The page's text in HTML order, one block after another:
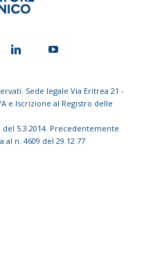
Sede legale Via Eritrea 21 -
e Iscrizione al Registro delle
5.3.2014. Precedentemente
n. 4609 del 29.12.77